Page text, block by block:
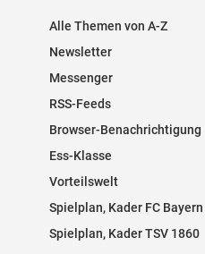
Alle Themen von A-Z
Newsletter
Messenger
RSS-Feeds
Browser-Benachrichtigung
Ess-Klasse
Vorteilswelt
Spielplan, Kader FC Bayern
Spielplan, Kader TSV 1860